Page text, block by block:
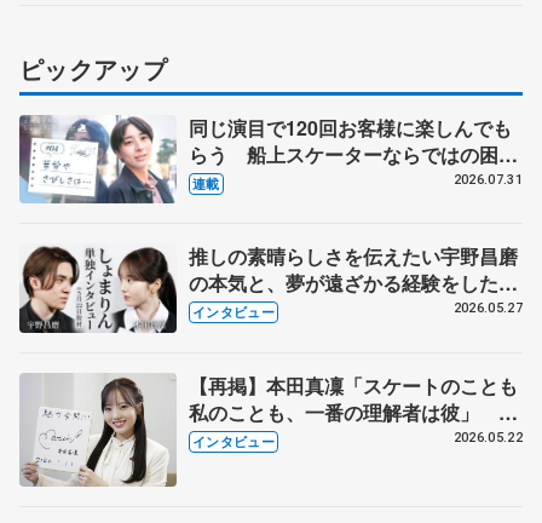
ピックアップ
同じ演目で120回お客様に楽しんでも
らう 船上スケーターならではの困難
とは 影響あったPIW前キャプテン松
連載 2026.07.31
推しの素晴らしさを伝えたい宇野昌磨
の本気と、夢が遠ざかる経験をした本
田真凜の覚悟
インタビュー 2026.05.27
【再掲】本田真凜「スケートのことも
私のことも、一番の理解者は彼」 引
退時の単独インタビューで語った競技
インタビュー 2026.05.22